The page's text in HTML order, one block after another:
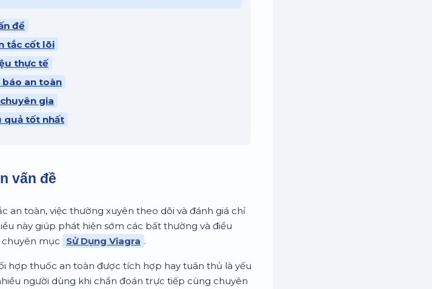
đề
tắc cốt lõi
thực tế
báo an toàn
gia
quả tốt nhất
vấn đề
an toàn, việc thường xuyên theo dõi và đánh giá chỉ
này giúp phát hiện sớm các bất thường và điều
mục
Sử Dụng Viagra .
hợp thuốc an toàn được tích hợp hay tuân thủ là yếu
người dùng khi chẩn đoán trực tiếp cùng chuyên